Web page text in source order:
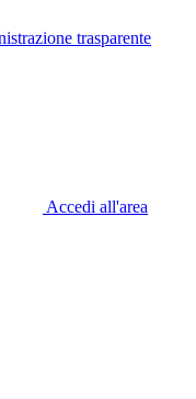
trasparente
Accedi all'area